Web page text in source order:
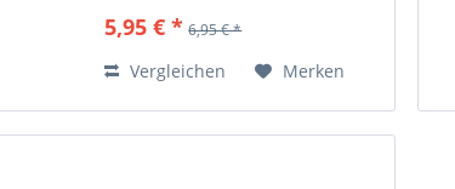
16×6,6×2,8 cm
5,95 € * 6,95 € *
Vergleichen Merken